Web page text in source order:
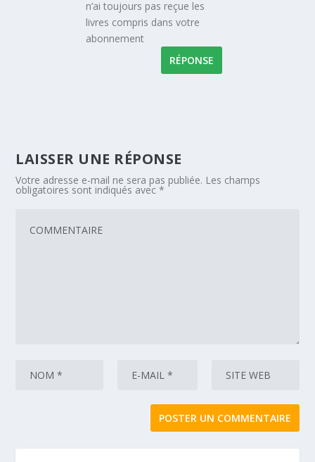
n’ai toujours pas reçue les
livres compris dans votre
abonnement
RÉPONSE
LAISSER UNE RÉPONSE
Votre adresse e-mail ne sera pas publiée. Les champs
obligatoires sont indiqués avec*